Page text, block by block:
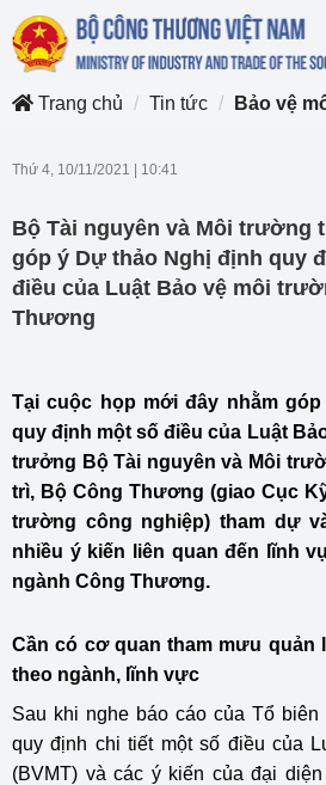
Trang chủ
Tin tức Bảo vệ
Thứ 4, 10/11/2021 10:41
Bộ Tài nguyên và Môi trường
góp ý Dự thảo Nghị định quy
điều của Luật Bảo vệ môi
Thương
Tại cuộc họp mới đây nhằm
quy định một số điều của Luật
trưởng Bộ Tài nguyên và Môi
trì, Bộ Công Thương (giao Cục
trường công nghiệp) tham dự
nhiều ý kiến liên quan đến lĩnh
ngành Công Thương.
Cần có cơ quan tham mưu quản
theo ngành, lĩnh vực
Sau khi nghe báo cáo của Tổ
quy định chi tiết một số điều của
(BVMT) và các ý kiến của đại